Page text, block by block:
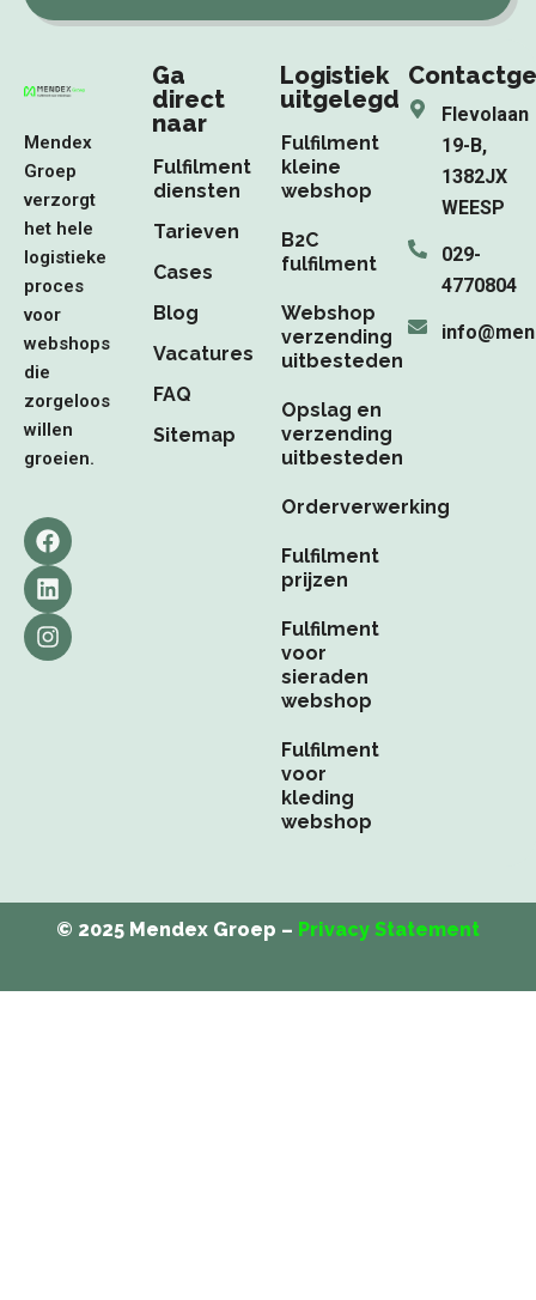
Mendex
Groep
verzorgt
het hele
logistieke
proces
voor
webshops
die
zorgeloos
willen
groeien.
F
a
c
e
b
o
L
i
n
k
e
d
I
n
s
t
a
g
Ga
direct
naar
Fulfilment
diensten
Tarieven
Cases
Blog
Vacatures
FAQ
Sitemap
Logistiek
uitgelegd
Fulfilment
kleine
webshop
B2C
fulfilment
Webshop
verzending
uitbesteden
Opslag en
verzending
uitbesteden
Orderverwerking
Fulfilment
prijzen
Fulfilment
voor
sieraden
webshop
Fulfilment
voor
kleding
webshop
Flevolaan
19-B,
1382JX
WEESP
029-
4770804
© 2025 Mendex Groep – Privacy Statement